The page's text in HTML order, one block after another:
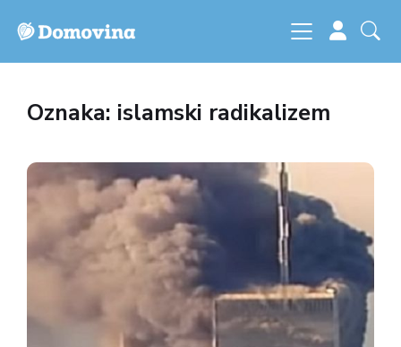
Oznaka: islamski radikalizem